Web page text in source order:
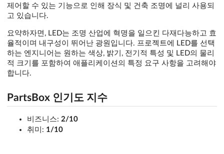
제어할 수 있는 기능으로 인해 장식 및 건축 조명에 널리 사용되
고 있습니다.
요약하자면, LED는 조명 산업에 혁명을 일으킨 다재다능하고 효
율적이며 내구성이 뛰어난 광원입니다. 프로젝트에 LED를 선택
하는 엔지니어는 원하는 색상, 밝기, 전기적 특성 및 LED의 물리
적 크기를 포함하여 애플리케이션의 특정 요구 사항을 고려해야
합니다.
PartsBox 인기도 지수
비즈니스: 2/10
취미: 1/10